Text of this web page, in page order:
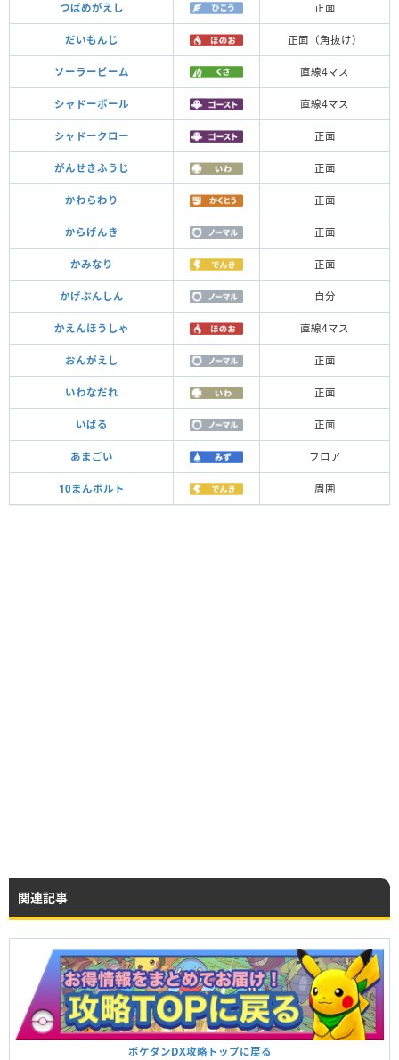
つばめがえし 正面
だいもんじ 正面（角抜け）
ソーラービーム 直線4マス
シャドーボール 直線4マス
シャドークロー 正面
がんせきふうじ 正面
かわらわり 正面
からげんき 正面
かみなり 正面
かげぶんしん 自分
かえんほうしゃ 直線4マス
おんがえし 正面
いわなだれ 正面
いばる 正面
あまごい フロア
10まんボルト 周囲
関連記事
ポケダンDX攻略トップに戻る